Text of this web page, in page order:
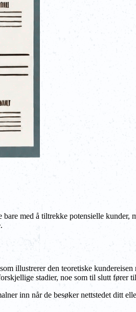
med å tiltrekke potensielle kunder,
illustrerer den teoretiske
stadier, noe som til slutt fører
inn når de besøker nettstedet ditt